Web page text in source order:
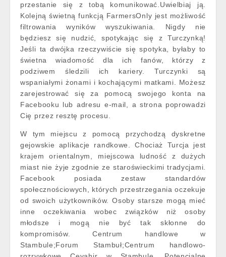
przestanie się z tobą komunikować.Uwielbiaj ją.
Kolejną świetną funkcją FarmersOnly jest możliwość
filtrowania wyników wyszukiwania. Nigdy nie
będziesz się nudzić, spotykając się z Turczynką!
Jeśli ta dwójka rzeczywiście się spotyka, byłaby to
świetna wiadomość dla ich fanów, którzy z
podziwem śledzili ich kariery. Turczynki są
wspaniałymi żonami i kochającymi matkami. Możesz
zarejestrować się za pomocą swojego konta na
Facebooku lub adresu e-mail, a strona poprowadzi
Cię przez resztę procesu.
W tym miejscu z pomocą przychodzą dyskretne
gejowskie aplikacje randkowe. Chociaż Turcja jest
krajem orientalnym, miejscowa ludność z dużych
miast nie żyje zgodnie ze staroświeckimi tradycjami.
Facebook posiada zestaw standardów
społecznościowych, których przestrzegania oczekuje
od swoich użytkowników. Osoby starsze mogą mieć
inne oczekiwania wobec związków niż osoby
młodsze i mogą nie być tak skłonne do
kompromisów. Centrum handlowe w
Stambule;Forum Stambuł;Centrum handlowo-